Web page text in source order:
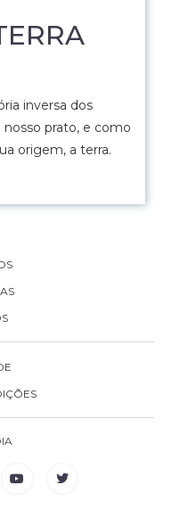
inversa dos
prato, e como
origem, a terra.